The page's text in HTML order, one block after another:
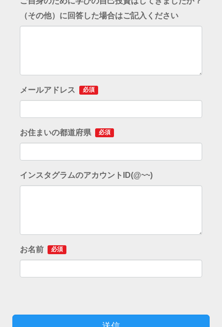
（その他）に回答した場合はご記入ください
メールアドレス 必須
お住まいの都道府県 必須
インスタグラムのアカウントID(@~~)
お名前 必須